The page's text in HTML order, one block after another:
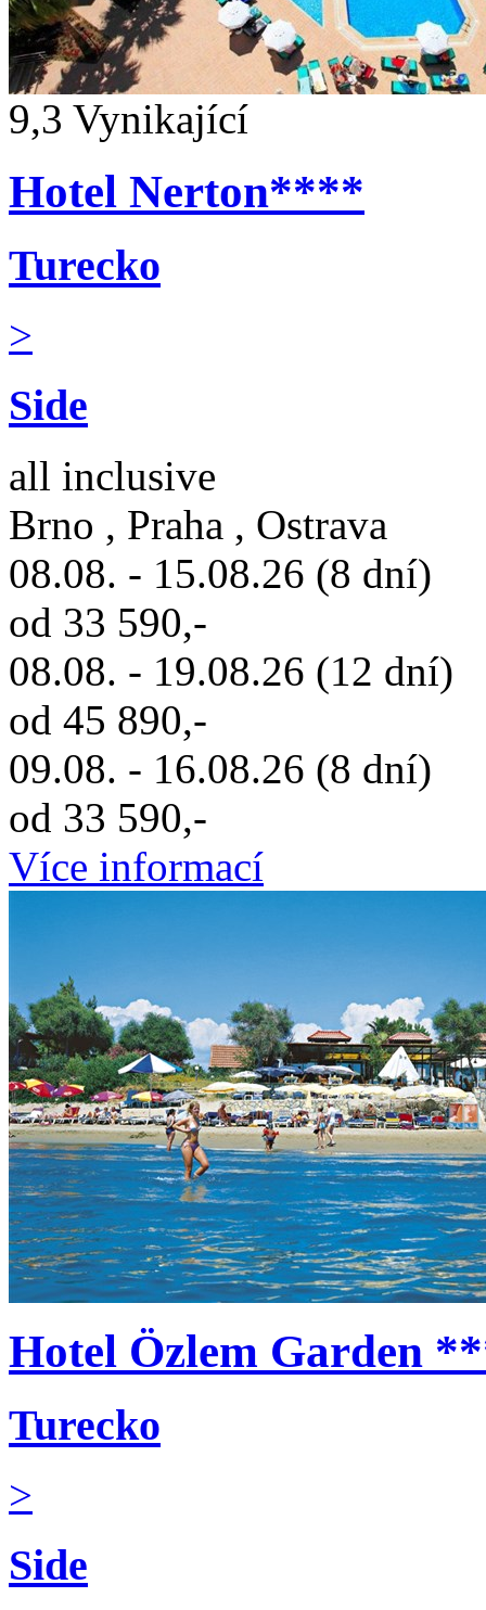
9,3 Vynikající
Hotel Nerton****
Turecko
>
Side
all inclusive
Brno , Praha , Ostrava
08.08. - 15.08.26 (8 dní)
od 33 590,-
08.08. - 19.08.26 (12 dní)
od 45 890,-
09.08. - 16.08.26 (8 dní)
od 33 590,-
Více informací
Hotel Özlem Garden
Turecko
>
Side